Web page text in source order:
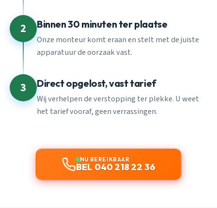
2 Binnen 30 minuten ter plaatse
Onze monteur komt eraan en stelt met de juiste
apparatuur de oorzaak vast.
3 Direct opgelost, vast tarief
Wij verhelpen de verstopping ter plekke. U weet
het tarief vooraf, geen verrassingen.
NU BEREIKBAAR
BEL 040 218 22 36